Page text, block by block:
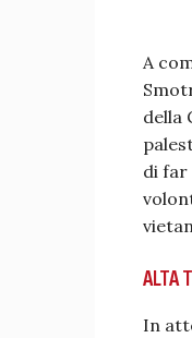
A
della
di far
ALTA
In